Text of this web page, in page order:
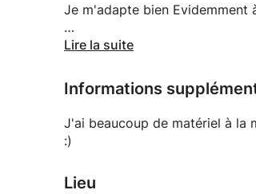
Je m'adapte bien Evidemment
Je donne aussi cours de
Lire la suite
Informations
J'ai beaucoup de matériel à la maison (
:)
Lieu